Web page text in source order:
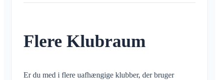
Synkronisering
Samtaler
Hvad er et område?
Opret område
Yderligere Klubraum
Log ud
Flere Klubraum
Er du med i flere uafhængige klubber, der bruger